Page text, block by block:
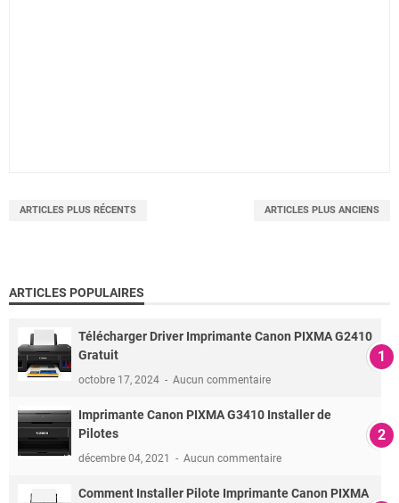
ARTICLES PLUS RÉCENTS ARTICLES PLUS ANCIENS
ARTICLES POPULAIRES
Télécharger Driver Imprimante Canon PIXMA G2410
Gratuit
octobre 17, 2024 Aucun commentaire
Imprimante Canon PIXMA G3410 Installer de
Pilotes
décembre 04, 2021 Aucun commentaire
Comment Installer Pilote Imprimante Canon PIXMA